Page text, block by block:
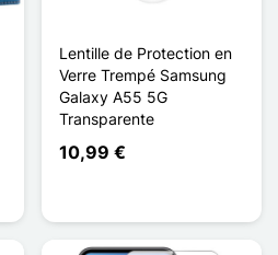
Lentille de Protection en
Verre Trempé Samsung
Galaxy A55 5G
Transparente
10,99 €